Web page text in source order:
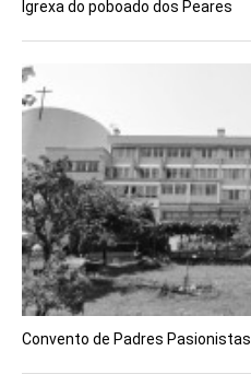
Igrexa do poboado dos Peares
Convento de Padres Pasionistas